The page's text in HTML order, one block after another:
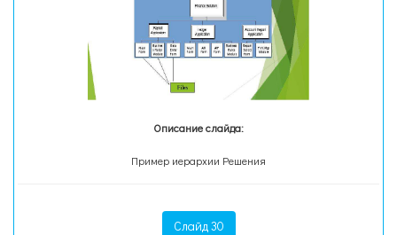
Описание слайда:
Пример иерархии Решения
Слайд 30